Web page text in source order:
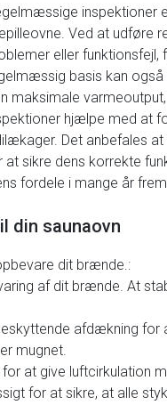
inspektioner
Ved at udføre
eller
basis kan også
maksimale
hjælpe med at
Det anbefales
at sikre dens korrekte
fordele i mange år
din saunaovn
dit brænde.:
af dit brænde. At
afdækning
mugnet.
at give
for at sikre, at alle